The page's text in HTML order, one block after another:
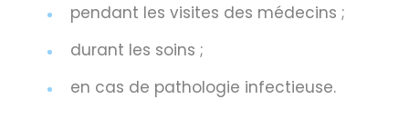
pendant les visites des médecins ;
durant les soins ;
en cas de pathologie infectieuse.